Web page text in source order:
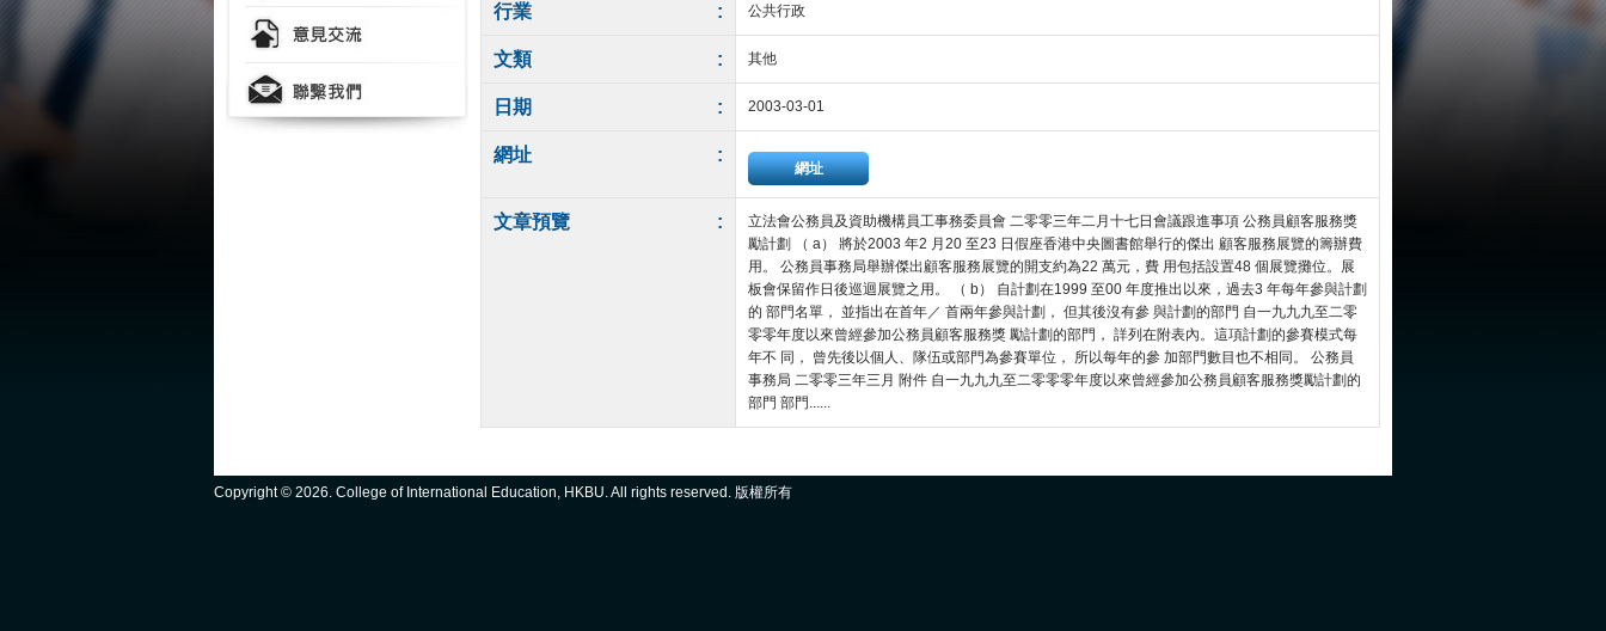
行業 : 公共行政
文類 : 其他
日期 : 2003-03-01
網址 :
網址
文章預覽 :
立法會公務員及資助機構員工事務委員會 二零零三年二月十七日會議跟進事項 公務員顧客服務獎
勵計劃 （ a） 將於2003 年2 月20 至23 日假座香港中央圖書館舉行的傑出 顧客服務展覽的籌辦費
用。 公務員事務局舉辦傑出顧客服務展覽的開支約為22 萬元，費 用包括設置48 個展覽攤位。展
板會保留作日後巡迴展覽之用。 （ b） 自計劃在1999 至00 年度推出以來，過去3 年每年參與計劃
的 部門名單， 並指出在首年／ 首兩年參與計劃， 但其後沒有參 與計劃的部門 自一九九九至二零
零零年度以來曾經參加公務員顧客服務獎 勵計劃的部門， 詳列在附表內。這項計劃的參賽模式每
年不 同， 曾先後以個人、隊伍或部門為參賽單位， 所以每年的參 加部門數目也不相同。 公務員
事務局 二零零三年三月 附件 自一九九九至二零零零年度以來曾經參加公務員顧客服務獎勵計劃的
部門 部門......
Copyright © 2026. College of International Education, HKBU. All rights reserved. 版權所有